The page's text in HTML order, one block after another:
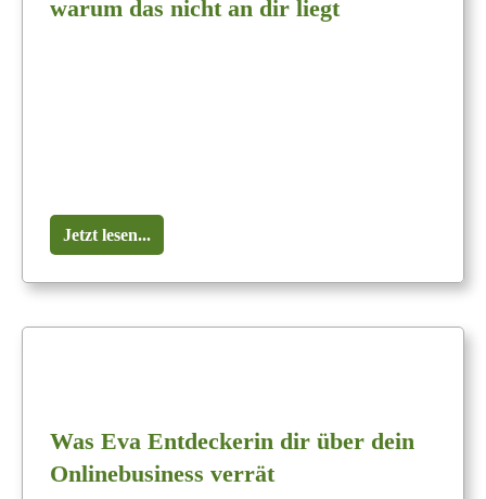
warum das nicht an dir liegt
Jetzt lesen...
Was Eva Entdeckerin dir über dein
Onlinebusiness verrät